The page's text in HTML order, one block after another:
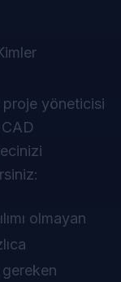
proje yöneticisi
olmayan